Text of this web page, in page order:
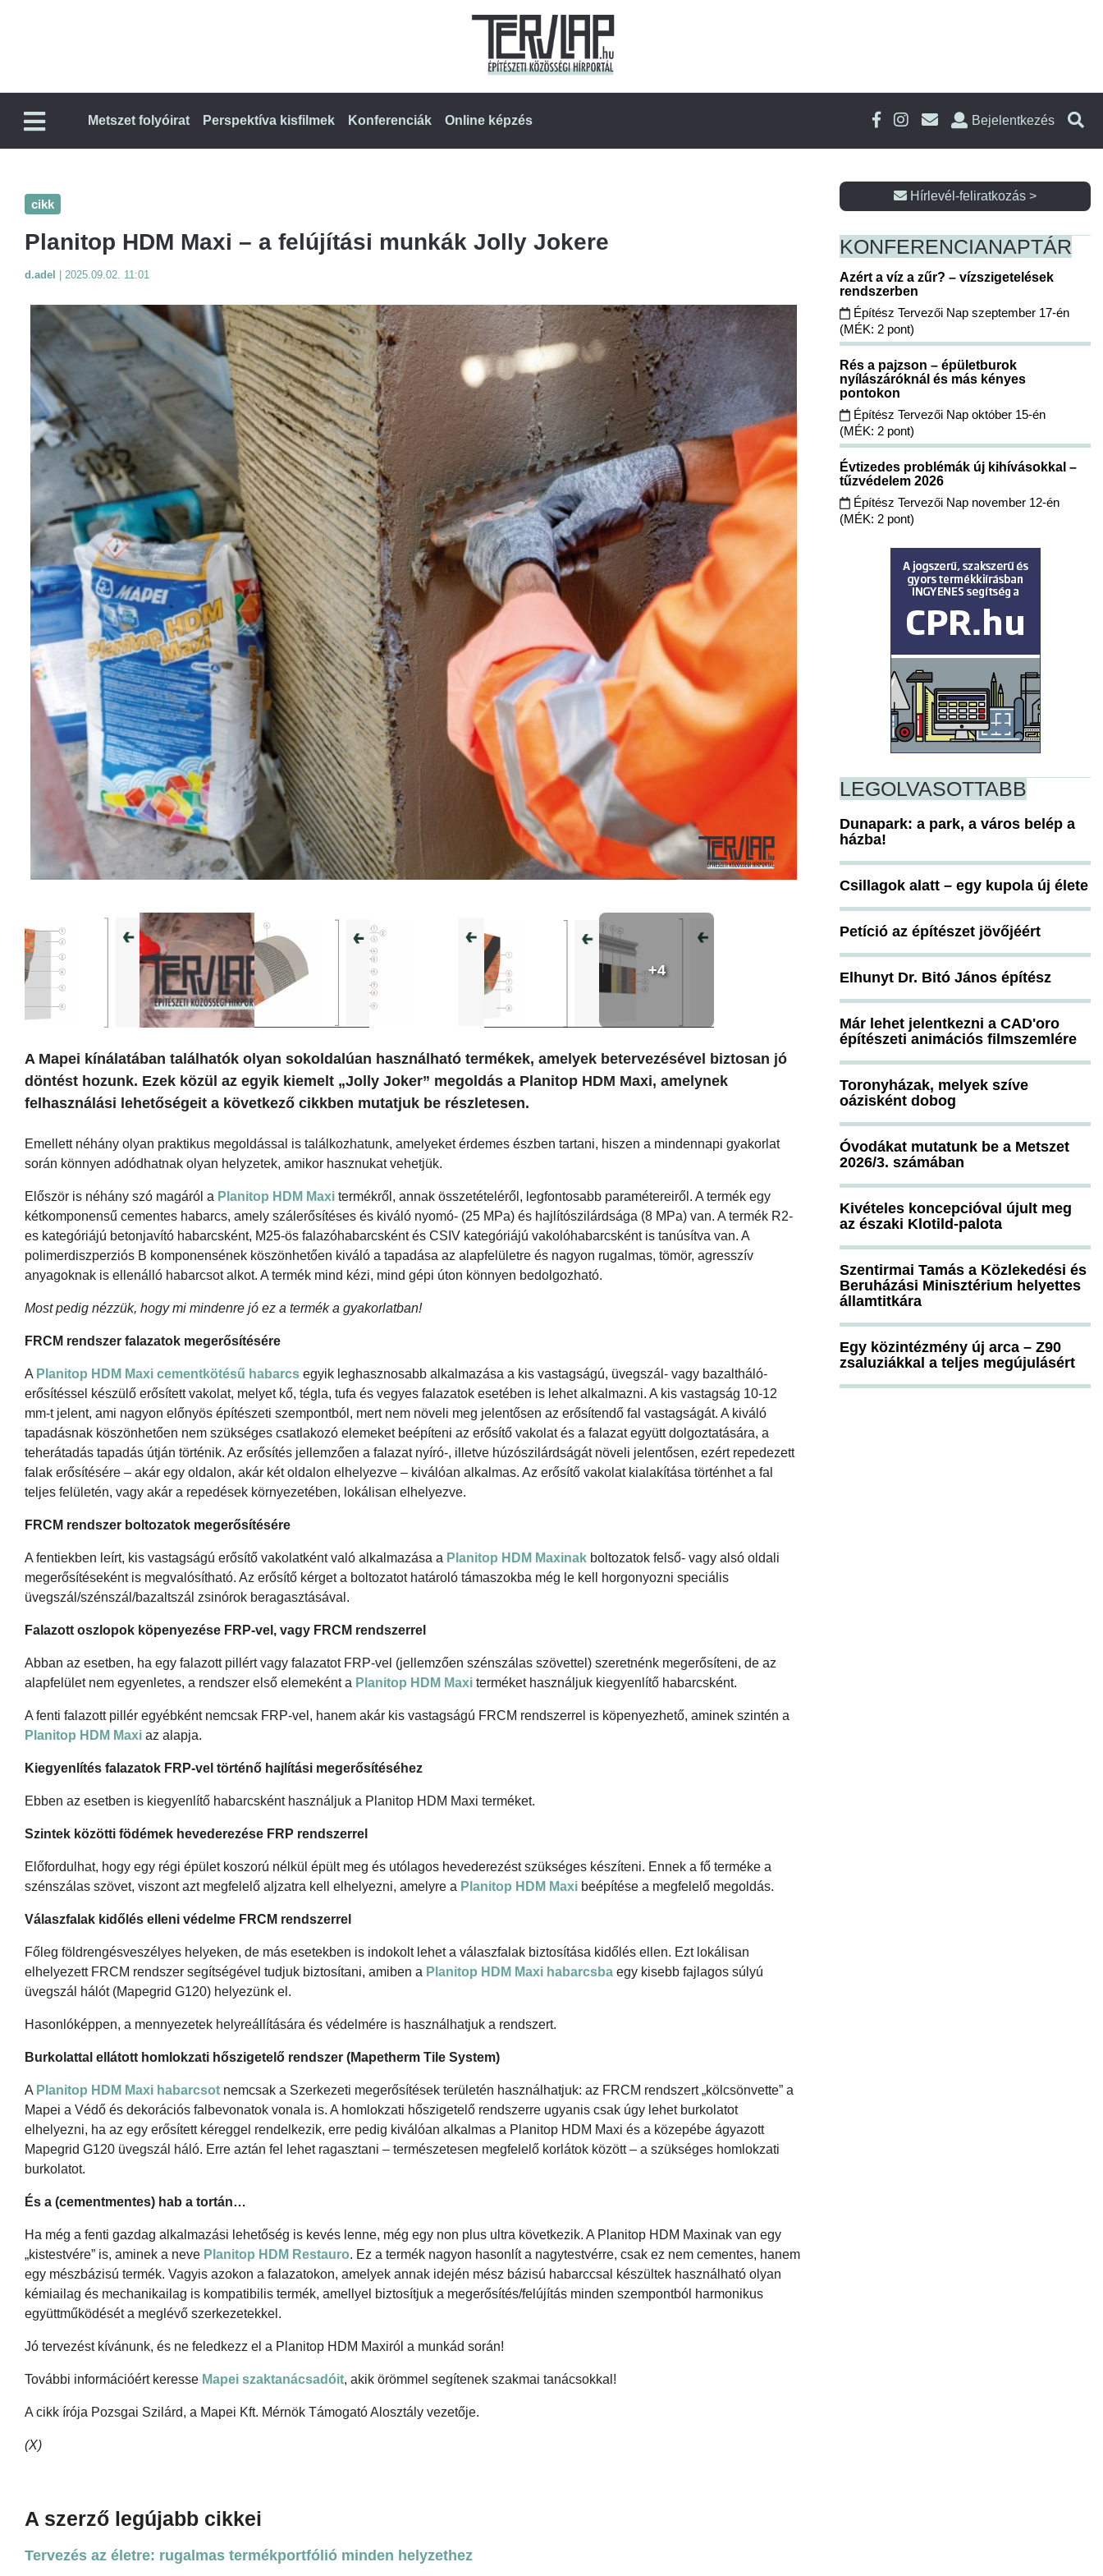
Metszet folyóirat Perspektíva kisfilmek Konferenciák Online képzés Bejelentkezés
cikk
Planitop HDM Maxi – a felújítási munkák Jolly Jokere
d.adel 2025.09.02. 11:01
+4
A Mapei kínálatában találhatók olyan sokoldalúan használható termékek, amelyek betervezésével biztosan jó
döntést hozunk. Ezek közül az egyik kiemelt „Jolly Joker” megoldás a Planitop HDM Maxi, amelynek
felhasználási lehetőségeit a következő cikkben mutatjuk be részletesen.
Emellett néhány olyan praktikus megoldással is találkozhatunk, amelyeket érdemes észben tartani, hiszen a mindennapi gyakorlat
során könnyen adódhatnak olyan helyzetek, amikor hasznukat vehetjük.
Először is néhány szó magáról a Planitop HDM Maxi termékről, annak összetételéről, legfontosabb paramétereiről. A termék egy
kétkomponensű cementes habarcs, amely szálerősítéses és kiváló nyomó- (25 MPa) és hajlítószilárdsága (8 MPa) van. A termék R2-
es kategóriájú betonjavító habarcsként, M25-ös falazóhabarcsként és CSIV kategóriájú vakolóhabarcsként is tanúsítva van. A
polimerdiszperziós B komponensének köszönhetően kiváló a tapadása az alapfelületre és nagyon rugalmas, tömör, agresszív
anyagoknak is ellenálló habarcsot alkot. A termék mind kézi, mind gépi úton könnyen bedolgozható.
Most pedig nézzük, hogy mi mindenre jó ez a termék a gyakorlatban!
FRCM rendszer falazatok megerősítésére
A Planitop HDM Maxi cementkötésű habarcs egyik leghasznosabb alkalmazása a kis vastagságú, üvegszál- vagy bazaltháló-
erősítéssel készülő erősített vakolat, melyet kő, tégla, tufa és vegyes falazatok esetében is lehet alkalmazni. A kis vastagság 10-12
mm-t jelent, ami nagyon előnyös építészeti szempontból, mert nem növeli meg jelentősen az erősítendő fal vastagságát. A kiváló
tapadásnak köszönhetően nem szükséges csatlakozó elemeket beépíteni az erősítő vakolat és a falazat együtt dolgoztatására, a
teherátadás tapadás útján történik. Az erősítés jellemzően a falazat nyíró-, illetve húzószilárdságát növeli jelentősen, ezért repedezett
falak erősítésére – akár egy oldalon, akár két oldalon elhelyezve – kiválóan alkalmas. Az erősítő vakolat kialakítása történhet a fal
teljes felületén, vagy akár a repedések környezetében, lokálisan elhelyezve.
FRCM rendszer boltozatok megerősítésére
A fentiekben leírt, kis vastagságú erősítő vakolatként való alkalmazása a Planitop HDM Maxinak boltozatok felső- vagy alsó oldali
megerősítéseként is megvalósítható. Az erősítő kérget a boltozatot határoló támaszokba még le kell horgonyozni speciális
üvegszál/szénszál/bazaltszál zsinórok beragasztásával.
Falazott oszlopok köpenyezése FRP-vel, vagy FRCM rendszerrel
Abban az esetben, ha egy falazott pillért vagy falazatot FRP-vel (jellemzően szénszálas szövettel) szeretnénk megerősíteni, de az
alapfelület nem egyenletes, a rendszer első elemeként a Planitop HDM Maxi terméket használjuk kiegyenlítő habarcsként.
A fenti falazott pillér egyébként nemcsak FRP-vel, hanem akár kis vastagságú FRCM rendszerrel is köpenyezhető, aminek szintén a
Planitop HDM Maxi az alapja.
Kiegyenlítés falazatok FRP-vel történő hajlítási megerősítéséhez
Ebben az esetben is kiegyenlítő habarcsként használjuk a Planitop HDM Maxi terméket.
Szintek közötti födémek hevederezése FRP rendszerrel
Előfordulhat, hogy egy régi épület koszorú nélkül épült meg és utólagos hevederezést szükséges készíteni. Ennek a fő terméke a
szénszálas szövet, viszont azt megfelelő aljzatra kell elhelyezni, amelyre a Planitop HDM Maxi beépítése a megfelelő megoldás.
Válaszfalak kidőlés elleni védelme FRCM rendszerrel
Főleg földrengésveszélyes helyeken, de más esetekben is indokolt lehet a válaszfalak biztosítása kidőlés ellen. Ezt lokálisan
elhelyezett FRCM rendszer segítségével tudjuk biztosítani, amiben a Planitop HDM Maxi habarcsba egy kisebb fajlagos súlyú
üvegszál hálót (Mapegrid G120) helyezünk el.
Hasonlóképpen, a mennyezetek helyreállítására és védelmére is használhatjuk a rendszert.
Burkolattal ellátott homlokzati hőszigetelő rendszer (Mapetherm Tile System)
A Planitop HDM Maxi habarcsot nemcsak a Szerkezeti megerősítések területén használhatjuk: az FRCM rendszert „kölcsönvette” a
Mapei a Védő és dekorációs falbevonatok vonala is. A homlokzati hőszigetelő rendszerre ugyanis csak úgy lehet burkolatot
elhelyezni, ha az egy erősített kéreggel rendelkezik, erre pedig kiválóan alkalmas a Planitop HDM Maxi és a közepébe ágyazott
Mapegrid G120 üvegszál háló. Erre aztán fel lehet ragasztani – természetesen megfelelő korlátok között – a szükséges homlokzati
burkolatot.
És a (cementmentes) hab a tortán…
Ha még a fenti gazdag alkalmazási lehetőség is kevés lenne, még egy non plus ultra következik. A Planitop HDM Maxinak van egy
„kistestvére” is, aminek a neve Planitop HDM Restauro. Ez a termék nagyon hasonlít a nagytestvérre, csak ez nem cementes, hanem
egy mészbázisú termék. Vagyis azokon a falazatokon, amelyek annak idején mész bázisú habarccsal készültek használható olyan
kémiailag és mechanikailag is kompatibilis termék, amellyel biztosítjuk a megerősítés/felújítás minden szempontból harmonikus
együttműködését a meglévő szerkezetekkel.
Jó tervezést kívánunk, és ne feledkezz el a Planitop HDM Maxiról a munkád során!
További információért keresse Mapei szaktanácsadóit, akik örömmel segítenek szakmai tanácsokkal!
A cikk írója Pozsgai Szilárd, a Mapei Kft. Mérnök Támogató Alosztály vezetője.
(X)
A szerző legújabb cikkei
Tervezés az életre: rugalmas termékportfólió minden helyzethez
Hírlevél-feliratkozás >
KONFERENCIANAPTÁR
Azért a víz a zűr? – vízszigetelések
rendszerben
Építész Tervezői Nap szeptember 17-én
(MÉK: 2 pont)
Rés a pajzson – épületburok
nyílászáróknál és más kényes
pontokon
Építész Tervezői Nap október 15-én
(MÉK: 2 pont)
Évtizedes problémák új kihívásokkal –
tűzvédelem 2026
Építész Tervezői Nap november 12-én
(MÉK: 2 pont)
LEGOLVASOTTABB
Dunapark: a park, a város belép a
házba!
Csillagok alatt – egy kupola új élete
Petíció az építészet jövőjéért
Elhunyt Dr. Bitó János építész
Már lehet jelentkezni a CAD'oro
építészeti animációs filmszemlére
Toronyházak, melyek szíve
oázisként dobog
Óvodákat mutatunk be a Metszet
2026/3. számában
Kivételes koncepcióval újult meg
az északi Klotild-palota
Szentirmai Tamás a Közlekedési és
Beruházási Minisztérium helyettes
államtitkára
Egy közintézmény új arca – Z90
zsaluziákkal a teljes megújulásért